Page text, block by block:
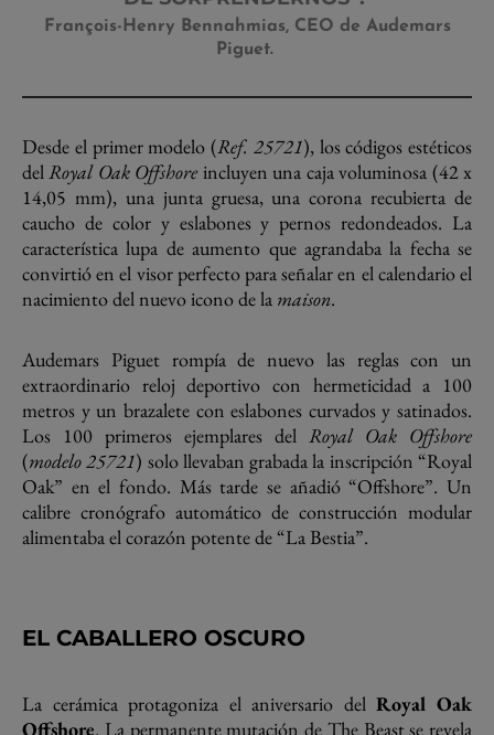
François-Henry Bennahmias, CEO de Audemars
Piguet.
Desde el primer modelo (Ref. 25721), los códigos estéticos
delRoyal Oak Offshoreincluyen una caja voluminosa (42 x
14,05 mm), una junta gruesa, una corona recubierta de
caucho de color y eslabones y pernos redondeados. La
característica lupa de aumento que agrandaba la fecha se
convirtió en el visor perfecto para señalar en el calendario el
nacimiento del nuevo icono de la maison.
Audemars Piguet rompía de nuevo las reglas con un
extraordinario reloj deportivo con hermeticidad a 100
metros y un brazalete con eslabones curvados y satinados.
Los 100 primeros ejemplares del Royal Oak Offshore
(modelo 25721) solo llevaban grabada la inscripción “Royal
Oak” en el fondo. Más tarde se añadió “Offshore”. Un
calibre cronógrafo automático de construcción modular
alimentaba el corazón potente de “La Bestia”.
EL CABALLERO OSCURO
La cerámica protagoniza el aniversario delRoyal Oak
Offshore. La permanente mutación de The Beast se revela